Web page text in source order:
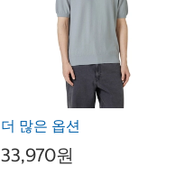
더 많은 옵션
33,970원